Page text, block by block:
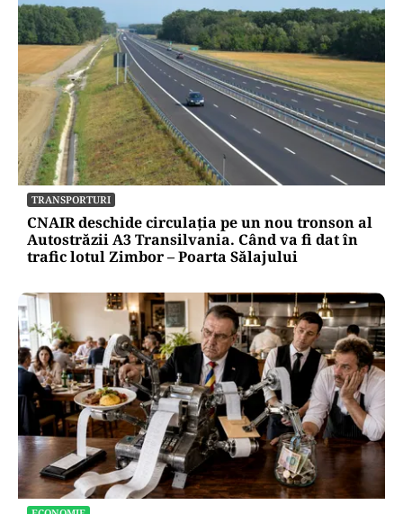
TRANSPORTURI
CNAIR deschide circulația pe un nou tronson al
Autostrăzii A3 Transilvania. Când va fi dat în
trafic lotul Zimbor – Poarta Sălajului